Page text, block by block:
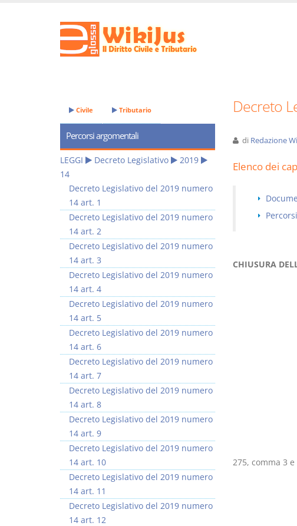
Decreto
di Redazione
Elenco dei
CHIUSURA
275, comma 3
Civile Tributario
Percorsi argomentali
LEGGI Decreto Legislativo
2019
14
Decreto Legislativo del 2019 numero
14 art. 1
Decreto Legislativo del 2019 numero
14 art. 2
Decreto Legislativo del 2019 numero
14 art. 3
Decreto Legislativo del 2019 numero
14 art. 4
Decreto Legislativo del 2019 numero
14 art. 5
Decreto Legislativo del 2019 numero
14 art. 6
Decreto Legislativo del 2019 numero
14 art. 7
Decreto Legislativo del 2019 numero
14 art. 8
Decreto Legislativo del 2019 numero
14 art. 9
Decreto Legislativo del 2019 numero
14 art. 10
Decreto Legislativo del 2019 numero
14 art. 11
Decreto Legislativo del 2019 numero
14 art. 12
I Vincoli Preliminari
Versione ebook€ 4,19
Usufrutto Uso e
Abitazione
D. Minussi
Versione ebook
(iva incl.)